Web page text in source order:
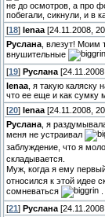
не до осмотров, а про
побегали, сикнули, и в
[18] lenaa [24.11.2008,
Руслана , влезут!
внушительные
[19] Руслана
lenaa , я такую
что ее еще и как сумку
[20] lenaa [24.11.2008,
Руслана , я
меня не устраивал
заблуждение, что я
складывается.
Муж, когда я ему
относился к этой идее
сомневаться
[21 ] Руслана